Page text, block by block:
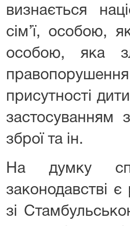
визнається
сім’ї, особою,
особою, яка
присутності
застосуванням
зброї та ін.
На думку
законодавстві
зі